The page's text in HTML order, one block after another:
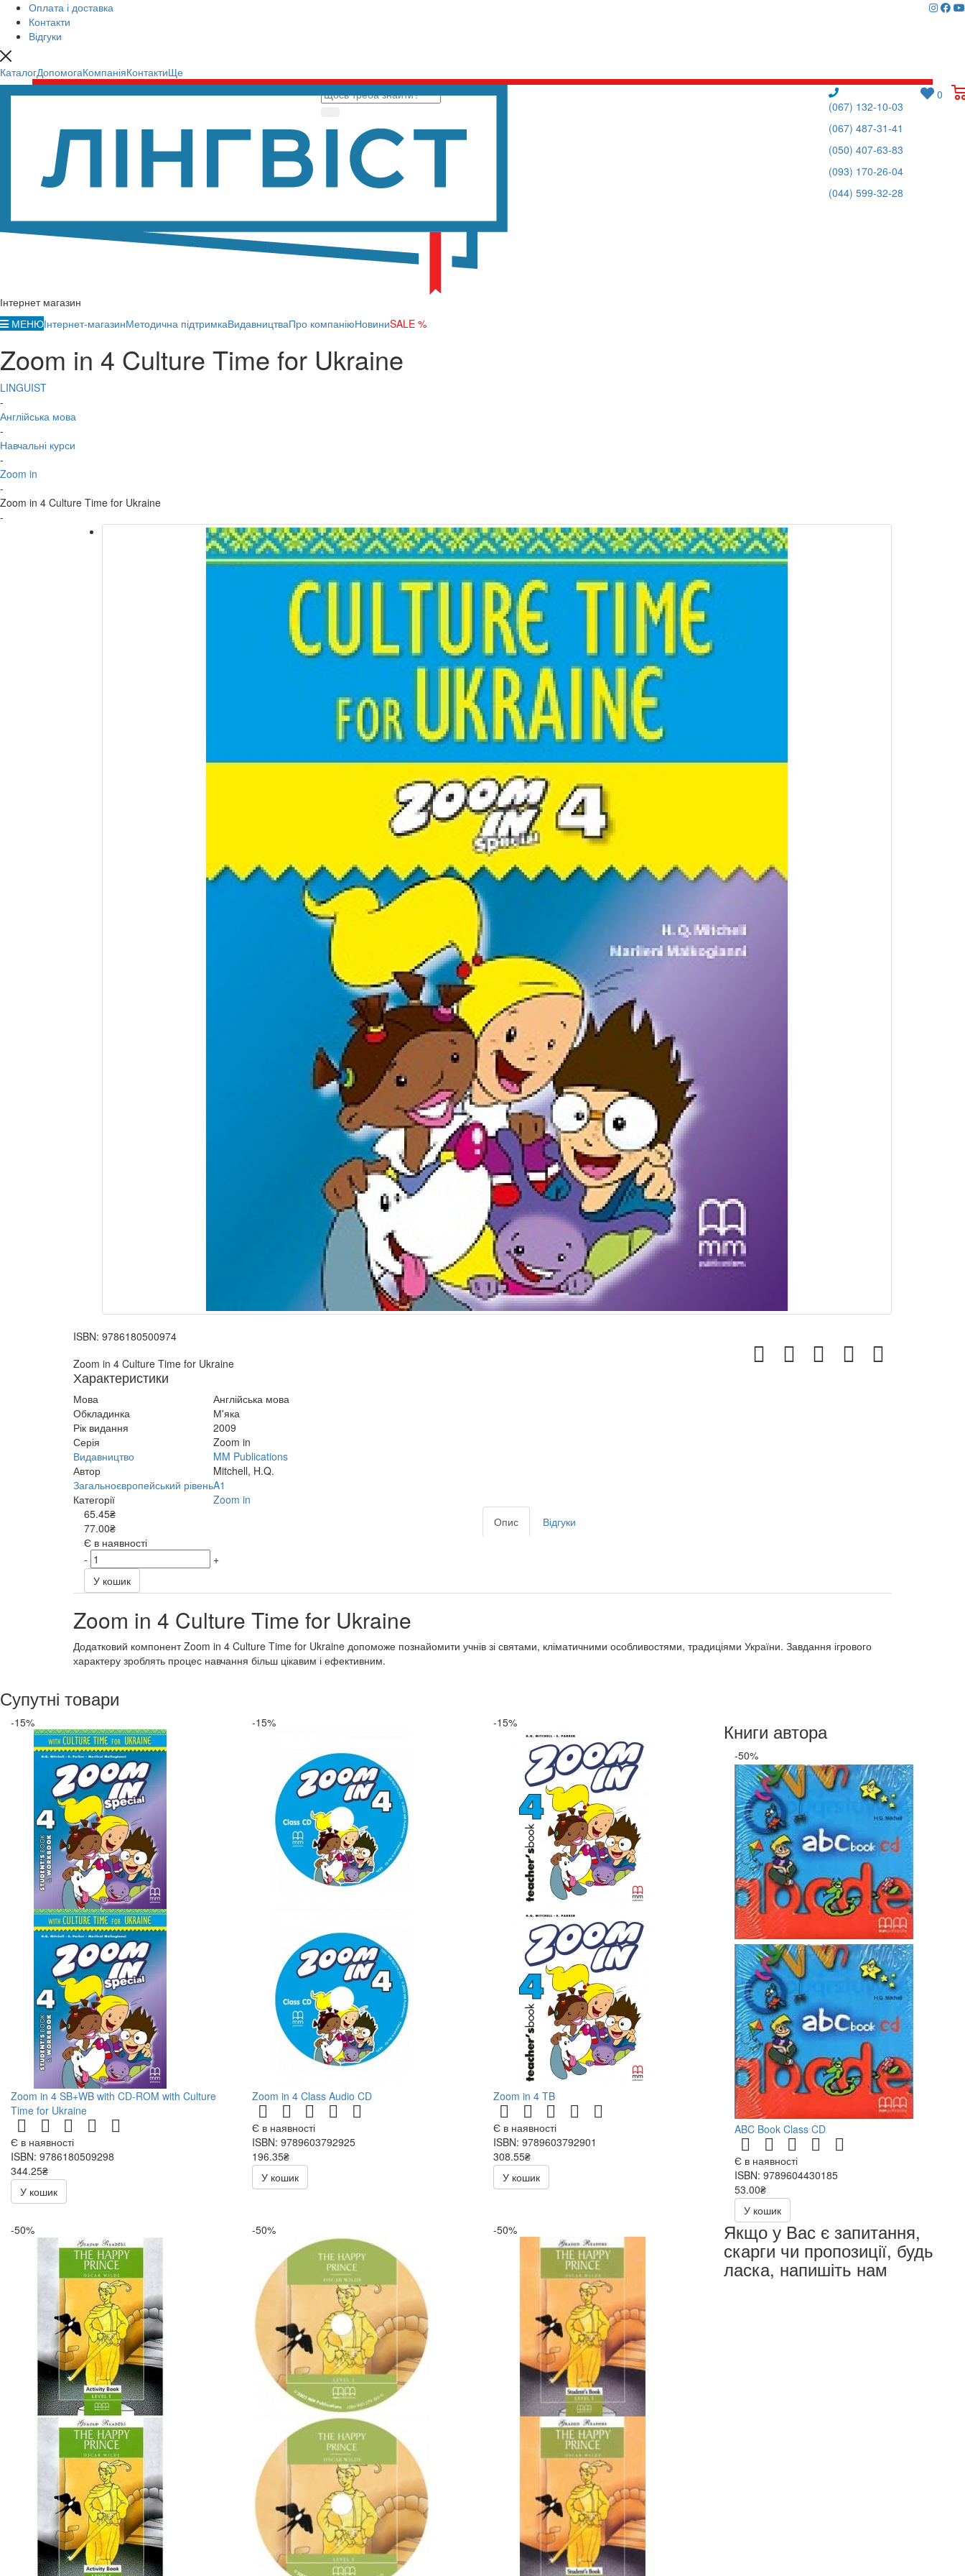
Оплата і доставка
Контакти
Відгуки
КаталогДопомогаКомпаніяКонтактиЩе
Інтернет магазин
0
(067) 132-10-03
(067) 487-31-41
(050) 407-63-83
(093) 170-26-04
(044) 599-32-28
МЕНЮІнтернет-магазинМетодична підтримкаВидавництваПро компаніюНовиниSALE %
Zoom in 4 Culture Time for Ukraine
LINGUIST
-
Англійська мова
-
Навчальні курси
-
Zoom in
-
Zoom in 4 Culture Time for Ukraine
-
ISBN: 9786180500974
Zoom in 4 Culture Time for Ukraine
Характеристики
Мова
Англійська мова
Обкладинка
М'яка
Рік видання
2009
Серія
Zoom in
Видавництво
MM Publications
Автор
Mitchell, H.Q.
Загальноєвропейський рівеньA1
Категорії
Zoom in
65.45₴
77.00₴
Є в наявності
-
+
У кошик
Опис Відгуки
Zoom in 4 Culture Time for Ukraine
Додатковий компонент Zoom in 4 Culture Time for Ukraine допоможе познайомити учнів зі святами, кліматичними особливостями, традиціями України. Завдання ігрового
характеру зроблять процес навчання більш цікавим і ефективним.
Супутні товари
-15%
Zoom in 4 SB+WB with CD-ROM with Culture
Time for Ukraine
Є в наявності
ISBN: 9786180509298
344.25₴
405.00₴
У кошик
-15%
Zoom in 4 Class Audio CD
Є в наявності
ISBN: 9789603792925
196.35₴
231.00₴
У кошик
-15%
Zoom in 4 TB
Є в наявності
ISBN: 9789603792901
308.55₴
363.00₴
У кошик
Книги автора
-50%
ABC Book Class CD
Є в наявності
ISBN: 9789604430185
53.00₴
106.00₴
У кошик
-50%
-50% -50% Якщо у Вас є запитання,
скарги чи пропозиції, будь
ласка, напишіть нам